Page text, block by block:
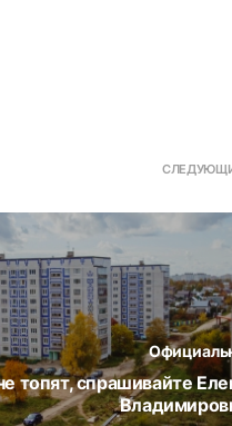
топят, спрашивайте